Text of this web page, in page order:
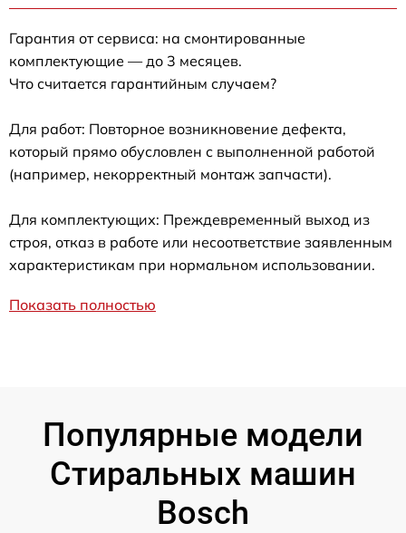
Гарантия от сервиса: на смонтированные
комплектующие — до 3 месяцев.
Что считается гарантийным случаем?
Для работ: Повторное возникновение дефекта,
который прямо обусловлен с выполненной работой
(например, некорректный монтаж запчасти).
Для комплектующих: Преждевременный выход из
строя, отказ в работе или несоответствие заявленным
характеристикам при нормальном использовании.
Показать полностью
Популярные модели
Стиральных машин
Bosch